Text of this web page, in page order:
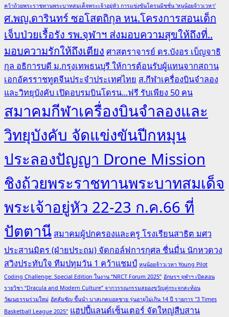
คว้าถ้วยพระราชทานพระบาทสมเด็จพระเจ้าอยู่หัว การแข่งขันโดรนมิชชั่น ‘หนูน้อยจ้าวเวหา’
ศ.พญ.ดารินทร์ ซอโสตถิกุล หน.โครงการสอนเด็ก
เจ็บป่วยเรื้อรัง รพ.จุฬาฯ ส่งมอบความสุขให้ถึงที่..
มอบความรักให้ถึงเตียง ศาสตราจารย์ ดร.บังอร เบ็ญจาธิ
กุล อธิการบดี ม.กรุงเทพธนบุรี ให้การต้อนรับผู้แทนจากสถาน
เอกอัครราชทูตจีนประจำประเทศไทย ส.กีฬาเครื่องบินจำลอง
และวิทยุบังคับ เปิดอบรมบินโดรน...ฟรี รับเพียง 50 คน
สมาคมกีฬาเครื่องบินจำลองและ
วิทยุบังคับ จัดแข่งขันปีกหมุน
ประลองปัญญา Drone Mission
ชิงถ้วยพระราชทานพระบาทสมเด็จ
พระเจ้าอยู่หัว 22-23 ก.ค.66 ที่
ปัตตานี สมาคมผู้ปกครองและครู โรงเรียนสาธิต มศว
ประสานมิตร (ฝ่ายประถม) จัดกอล์ฟการกุศล ชื่นมื่น นักหวดวง
สวิงประทับใจ ทีมปทุมวัน 1 คว้าแชมป์ หนูน้อยจ้าวเวหา Young Pilot
Coding Challenge: Special Edition ในงาน “NRCT Forum 2025” อักษรฯ จุฬาฯ เปิดสอน
รายวิชา “Dracula and Modern Culture” จากวรรณกรรมสยองขวัญสู่กระจกสะท้อน
วัฒนธรรมร่วมใหม่ อัสสัมชัญ ขึ้นนำ บาสเกตบอลชาย รุ่นอายุไม่เกิน 14 ปี รายการ "3 Times
Basketball League 2025" แฮปปี้แลนด์เซ็นเตอร์ จัดใหญ่สืบสาน